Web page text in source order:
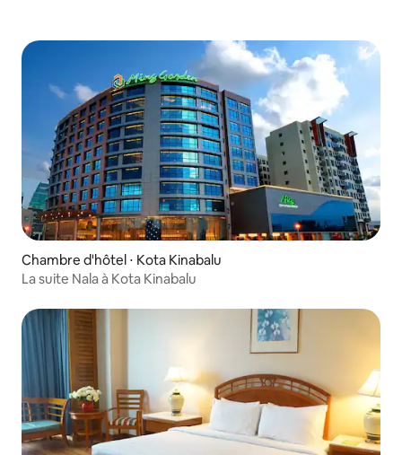
Chambre d'hôtel ⋅ Kota Kinabalu
La suite Nala à Kota Kinabalu